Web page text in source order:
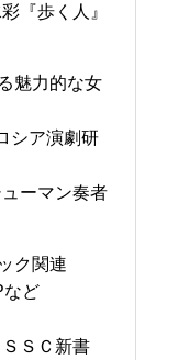
『歩く人』
魅力的な女
シア演劇研
ーマン奏者
ク関連
など
ＳＳＣ新書